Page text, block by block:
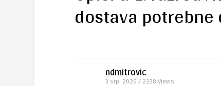
dostava
ndmitrovic
3 srp, 2026 / 2238 Views